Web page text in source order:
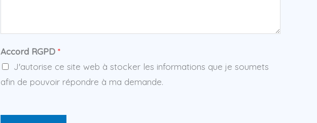
Accord RGPD *
J'autorise ce site web à stocker les informations que je soumets
afin de pouvoir répondre à ma demande.